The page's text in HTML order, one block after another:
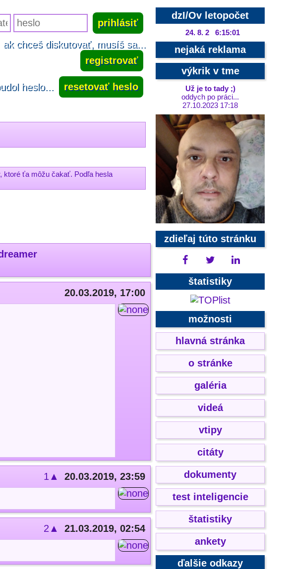
ak chceš diskutovať, musíš sa...
registrovať
heslo... resetovať heslo
ktoré ťa môžu čakať. Podľa hesla
20.03.2019, 17:00
1▲
20.03.2019, 23:59
2▲
21.03.2019, 02:54
dzI/Ov letopočet
24. 8. 2 6:15:02
nejaká reklama
výkrik v tme
Už je to tady ;)
oddych po práci...
27.10.2023 17:18
zdieľaj túto stránku
štatistiky
možnosti
hlavná stránka
o stránke
galéria
videá
vtipy
citáty
dokumenty
test inteligencie
štatistiky
ankety
ďalšie odkazy